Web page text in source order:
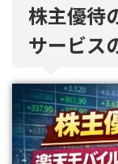
株主優待
サービス